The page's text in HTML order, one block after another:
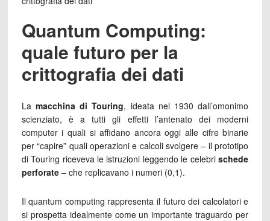
Quantum Computing:
quale futuro per la
crittografia dei dati
Lamacchina di Touring, ideata nel 1930 dall’omonimo
scienziato, è a tutti gli effetti l’antenato dei moderni
computer i quali si affidano ancora oggi alle cifre binarie
per “capire” quali operazioni e calcoli svolgere – il prototipo
di Touring riceveva le istruzioni leggendo le celebrischede
perforate– che replicavano i numeri (0,1).
Il quantum computing rappresenta il futuro dei calcolatori e
si prospetta idealmente come un importante traguardo per